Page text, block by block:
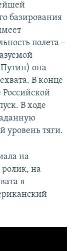
базирования
полета –
Путин) она
В конце
Российской
В ходе
уровень тяги.
на
на
в